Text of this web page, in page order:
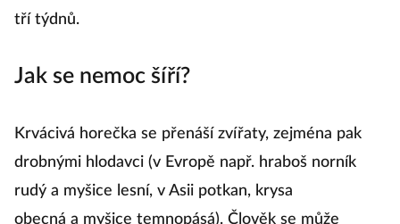
tří týdnů.
Jak se nemoc šíří?
Krvácivá horečka se přenáší zvířaty, zejména pak
drobnými hlodavci (v Evropě např. hraboš norník
rudý a myšice lesní, v Asii potkan, krysa
obecná a myšice temnopásá). Člověk se může